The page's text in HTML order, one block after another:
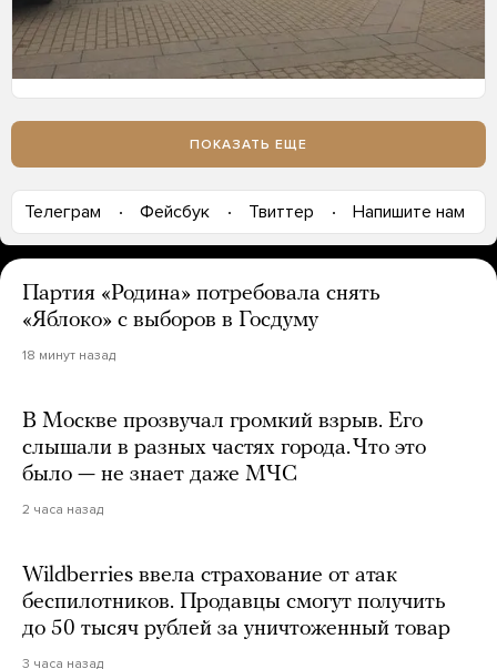
ПОКАЗАТЬ ЕЩЕ
Телеграм Фейсбук Твиттер Напишите нам
Партия «Родина» потребовала снять
«Яблоко» с выборов в Госдуму
18 минут назад
В Москве прозвучал громкий взрыв. Его
слышали в разных частях города. Что это
было — не знает даже МЧС
2 часа назад
Wildberries ввела страхование от атак
беспилотников. Продавцы смогут получить
до 50 тысяч рублей за уничтоженный товар
3 часа назад